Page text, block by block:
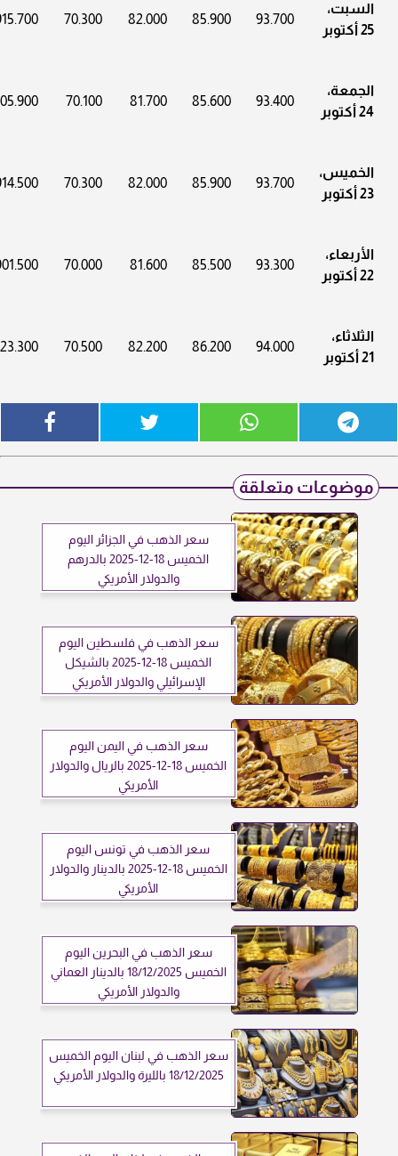
السبت،
25 أكتوبر
93.700
85.900
82.000
70.300
الجمعة،
24 أكتوبر
93.400
85.600
81.700
70.100
الخميس،
23 أكتوبر
93.700
85.900
82.000
70.300
الأربعاء،
22 أكتوبر
93.300
85.500
81.600
70.000
الثلاثاء،
21 أكتوبر
94.000
86.200
82.200
70.500
موضوعات متعلقة
سعر الذهب في الجزائر اليوم
الخميس 18-12-2025 بالدرهم
والدولار الأمريكي
سعر الذهب في فلسطين اليوم
الخميس 18-12-2025 بالشيكل
الإسرائيلي والدولار الأمريكي
سعر الذهب في اليمن اليوم
الخميس 18-12-2025 بالريال والدولار
الأمريكي
سعر الذهب في تونس اليوم
الخميس 18-12-2025 بالدينار والدولار
الأمريكي
سعر الذهب في البحرين اليوم
الخميس 18/12/2025 بالدينار العماني
والدولار الأمريكي
سعر الذهب في لبنان اليوم الخميس
18/12/2025 بالليرة والدولار الأمريكي